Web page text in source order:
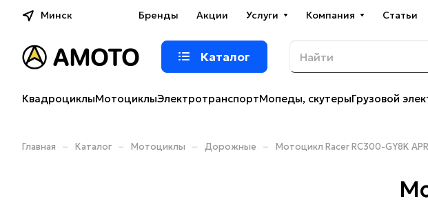
Минск Бренды Акции Услуги Компания Статьи
Каталог
КвадроциклыМотоциклыЭлектротранспортМопеды, скутерыГрузовой
Главная – Каталог – Мотоциклы – Дорожные – Мотоцикл Racer RC300-GY8K